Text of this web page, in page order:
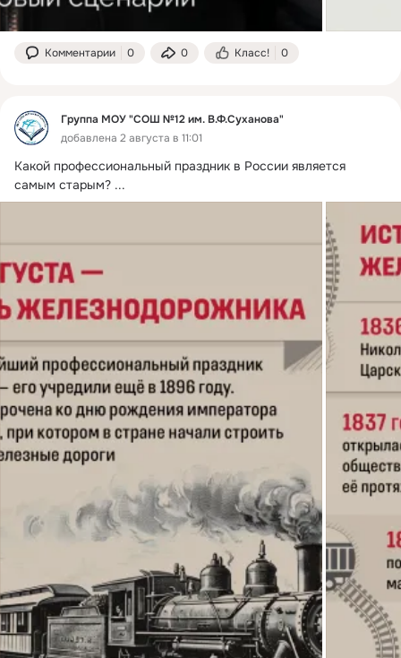
Комментарии 0 0 Класс! 0
Группа МОУ "СОШ №12 им. В.Ф.Суханова"
добавлена 2 августа в 11:01
Какой профессиональный праздник в России является
самым старым? ...